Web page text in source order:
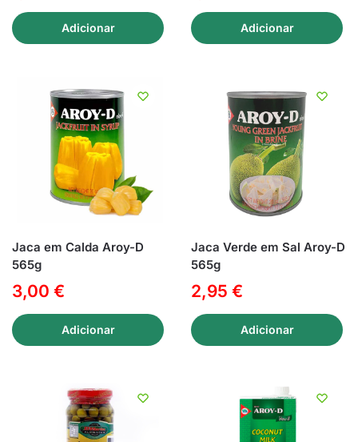
Adicionar Adicionar
Jaca em Calda Aroy-D
565g
3,00 €
Adicionar
Jaca Verde em Sal Aroy-D
565g
2,95 €
Adicionar